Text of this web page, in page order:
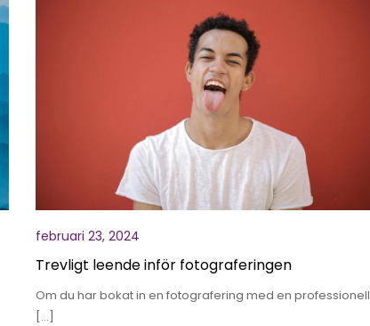
februari 23, 2024
Trevligt leende inför fotograferingen
Om du har bokat in en fotografering med en professionell
[…]